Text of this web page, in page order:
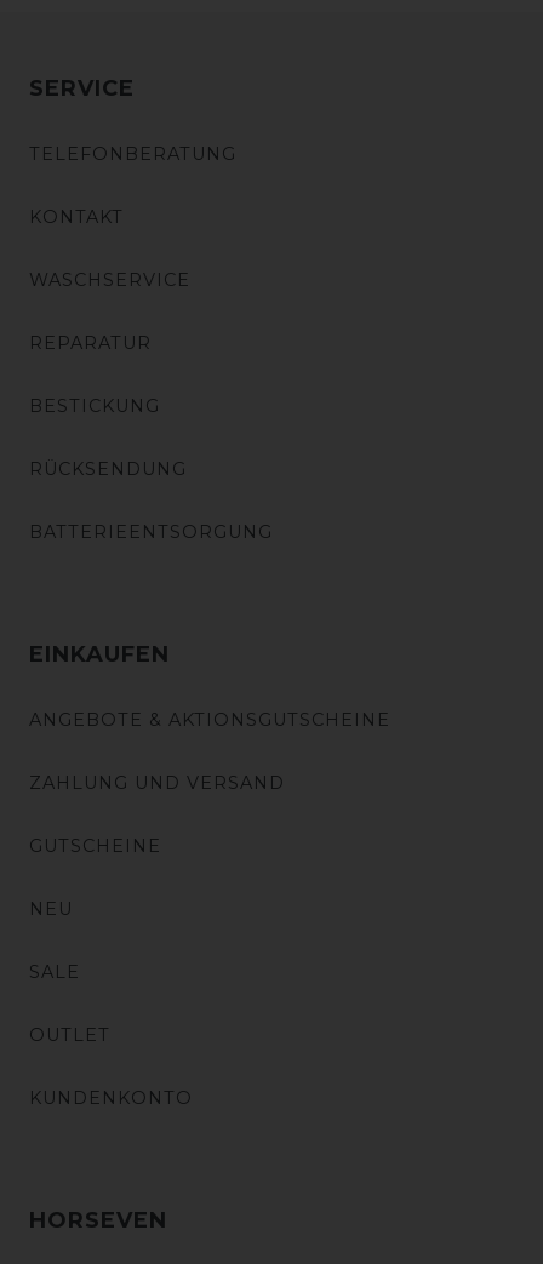
SERVICE
TELEFONBERATUNG
KONTAKT
WASCHSERVICE
REPARATUR
BESTICKUNG
RÜCKSENDUNG
BATTERIEENTSORGUNG
EINKAUFEN
ANGEBOTE & AKTIONSGUTSCHEINE
ZAHLUNG UND VERSAND
GUTSCHEINE
NEU
SALE
OUTLET
KUNDENKONTO
HORSEVEN